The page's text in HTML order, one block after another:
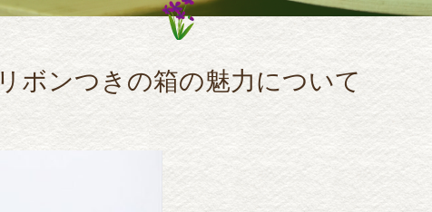
リボンつきの箱の魅力について